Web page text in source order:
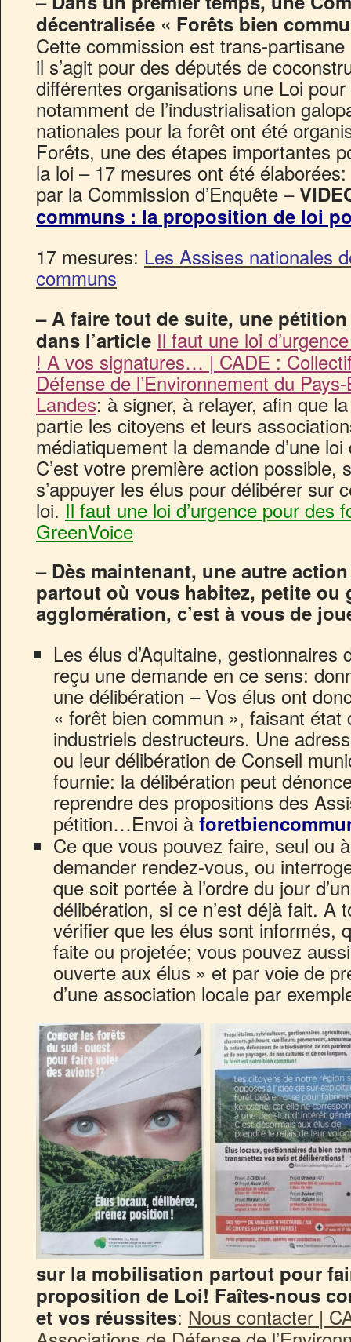
décentralisée « Forêts bien
Cette commission est trans-partisane
il s’agit pour des députés de
différentes organisations une Loi
notamment de l’industrialisation
nationales pour la forêt ont été
Forêts, une des étapes importantes
la loi – 17 mesures ont été
par la Commission d’Enquête –
communs : la proposition de loi
17 mesures: Les Assises nationales
communs
– A faire tout de suite, une
dans l’article Il faut une loi
! A vos signatures… | CADE :
Défense de l’Environnement du
Landes: à signer, à relayer, afin que
partie les citoyens et leurs
médiatiquement la demande d’une
C’est votre première action possible,
s’appuyer les élus pour délibérer sur
loi.Il faut une loi d’urgence pour des
GreenVoice
– Dès maintenant, une autre
partout où vous habitez, petite ou
agglomération, c’est à vous de
Les élus d’Aquitaine,
reçu une demande en ce sens:
une délibération – Vos élus ont
« forêt bien commun », faisant état
industriels destructeurs. Une
ou leur délibération de Conseil
fournie: la délibération peut
reprendre des propositions des
pétition…Envoi à
Ce que vous pouvez faire, seul ou
demander rendez-vous, ou
que soit portée à l’ordre du jour
délibération, si ce n’est déjà fait. A
vérifier que les élus sont informés,
faite ou projetée; vous pouvez
ouverte aux élus » et par voie de
d’une association locale par
sur la mobilisation partout pour
proposition de Loi! Faîtes-nous
et vos réussites: Nous contacter |